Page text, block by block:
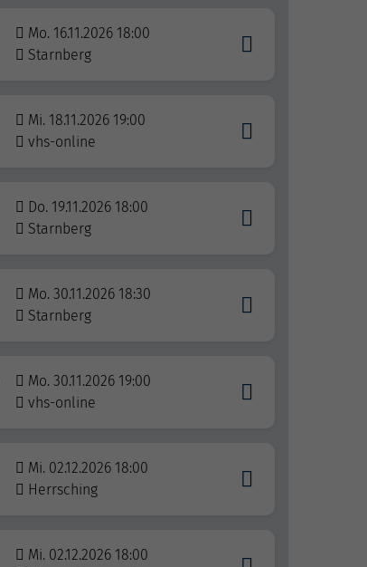
Mo. 16.11.2026 18:00
Starnberg
Mi. 18.11.2026 19:00
vhs-online
Do. 19.11.2026 18:00
Starnberg
Mo. 30.11.2026 18:30
Starnberg
Mo. 30.11.2026 19:00
vhs-online
Mi. 02.12.2026 18:00
Herrsching
Mi. 02.12.2026 18:00